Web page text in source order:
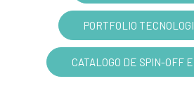
PORTFOLIO
CATALOGO DE SPIN-OFF